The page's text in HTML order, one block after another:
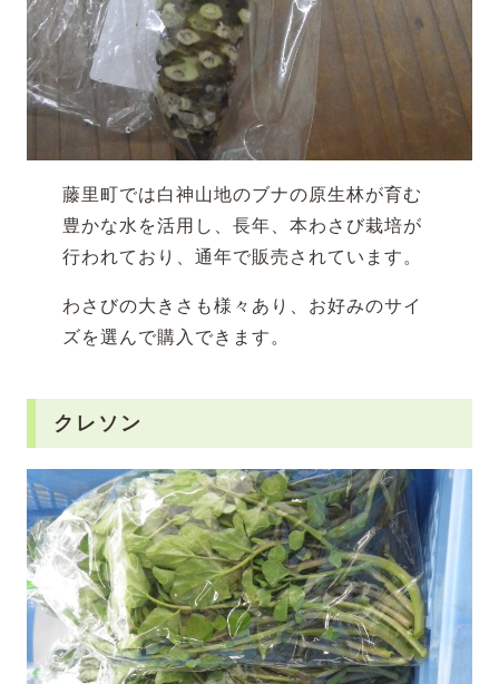
藤里町では白神山地のブナの原生林が育む
豊かな水を活用し、長年、本わさび栽培が
行われており、通年で販売されています。
わさびの大きさも様々あり、お好みのサイ
ズを選んで購入できます。
クレソン